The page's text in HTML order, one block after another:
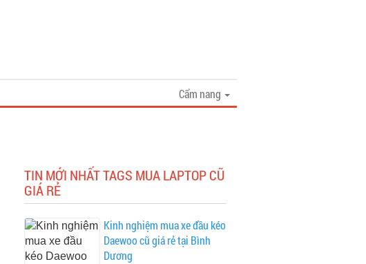
Cẩm nang
TIN MỚI NHẤT TAGS MUA LAPTOP CŨ
GIÁ RẺ
Kinh nghiệm mua xe đầu kéo
Daewoo cũ giá rẻ tại Bình
Dương